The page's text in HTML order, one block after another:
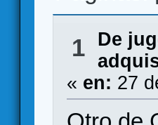
1 De
« en: 27